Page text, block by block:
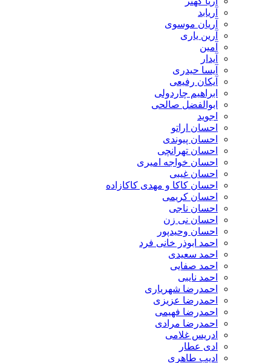
آریابد
آریان موسوی
آرین یاری
آمین
آیدار
آیسا حیدری
آیکان رفیعی
ابراهیم چاردولی
ابوالفضل صالحی
اجوید
احسان اراتو
احسان پیوندی
احسان تهرانچی
احسان خواجه امیری
احسان غیبی
احسان کاکا و مهدی کاکازاده
احسان کریمی
احسان ناجی
احسان نی زن
احسان وحیدپور
احمد ابوذر خانی فرد
احمد سعیدی
احمد صفایی
احمد نایبی
احمدرضا شهریاری
احمدرضا عزیزی
احمدرضا فهیمی
احمدرضا مرادی
ادریس غلامی
ادی عطار
ادیب طاهری